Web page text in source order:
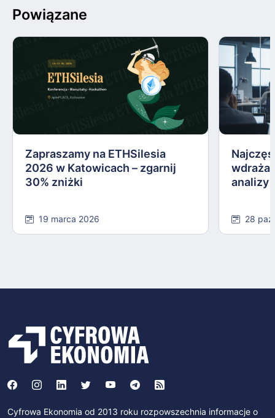
Powiązane
Zapraszamy na ETHSilesia
2026 w Katowicach – zgarnij
30% zniżki
19 marca 2026
analizy
28
Cyfrowa Ekonomia od 2013 roku rozpowszechnia informacje o